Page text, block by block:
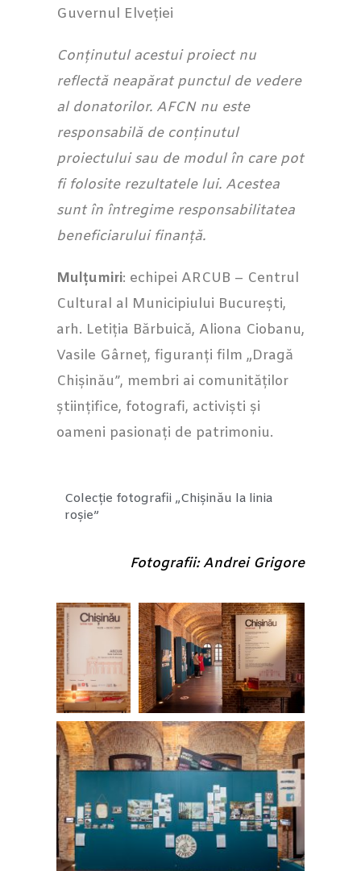
Guvernul Elveției
Conținutul acestui proiect nu
reflectă neapărat punctul de vedere
al donatorilor. AFCN nu este
responsabilă de conținutul
proiectului sau de modul în care pot
fi folosite rezultatele lui. Acestea
sunt în întregime responsabilitatea
beneficiarului finanță.
Mulțumiri: echipei ARCUB – Centrul
Cultural al Municipiului București,
arh. Letiția Bărbuică, Aliona Ciobanu,
Vasile Gârneț, figuranți film „Dragă
Chișinău”, membri ai comunităților
științifice, fotografi, activiști și
oameni pasionați de patrimoniu.
Colecție fotografii „Chișinău la linia
roșie”
Fotografii: Andrei Grigore